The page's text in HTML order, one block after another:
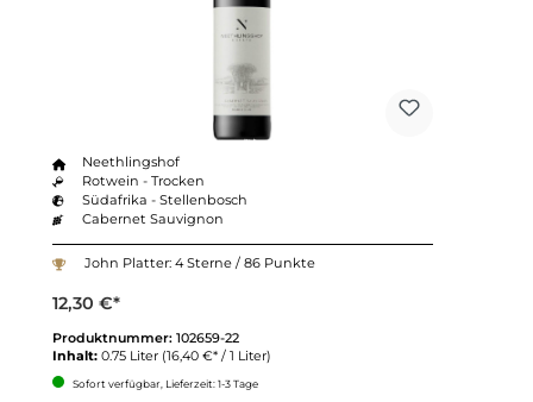
Neethlingshof
Rotwein - Trocken
Südafrika - Stellenbosch
Cabernet Sauvignon
John Platter: 4 Sterne / 86 Punkte
12,30 €*
Produktnummer: 102659-22
Inhalt: 0.75 Liter (16,40 €* / 1 Liter)
Sofort verfügbar, Lieferzeit: 1-3 Tage